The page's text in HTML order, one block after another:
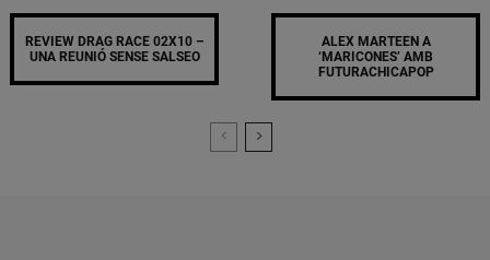
REVIEW DRAG RACE 02X10 –
UNA REUNIÓ SENSE SALSEO
ALEX MARTEEN A
‘MARICONES’ AMB
FUTURACHICAPOP